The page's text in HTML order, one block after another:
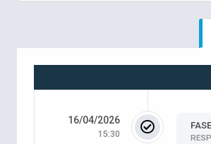
16/04/2026
15:30